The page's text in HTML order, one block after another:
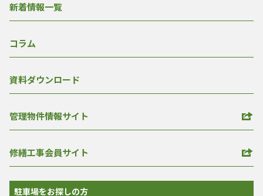
新着情報一覧
コラム
資料ダウンロード
管理物件情報サイト
修繕工事会員サイト
駐車場をお探しの方